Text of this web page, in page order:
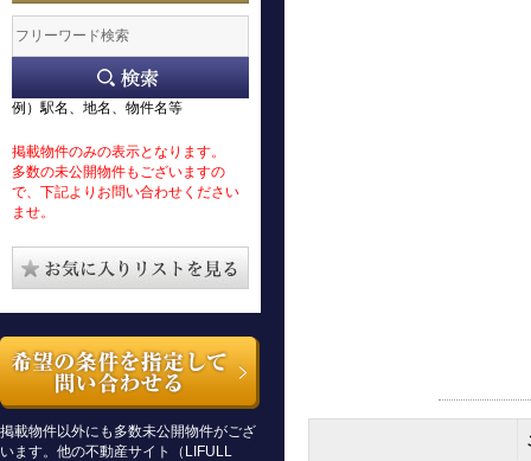
例）駅名、地名、物件名等
掲載物件のみの表示となります。
多数の未公開物件もございますの
で、下記よりお問い合わせください
ませ。
掲載物件以外にも多数未公開物件がござ
います。他の不動産サイト（LIFULL